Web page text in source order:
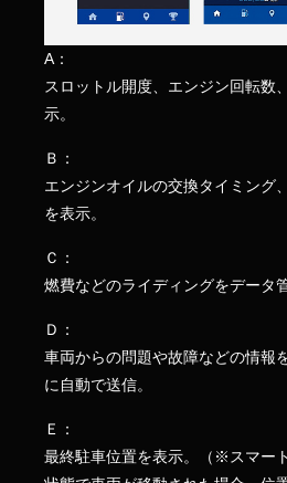
A：
スロットル開度、エンジン回転数
示。
Ｂ：
エンジンオイルの交換タイミング
を表示。
Ｃ：
燃費などのライディングをデータ管
Ｄ：
車両からの問題や故障などの情報
に自動で送信。
Ｅ：
最終駐車位置を表示。（※スマー